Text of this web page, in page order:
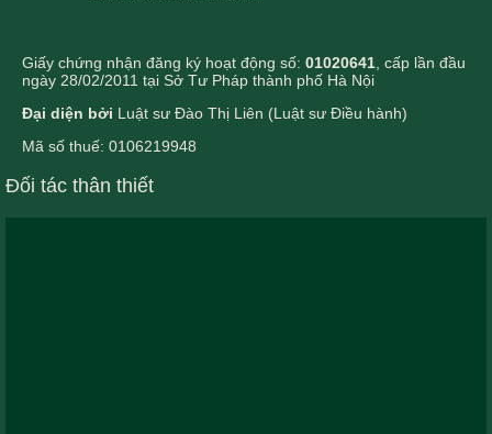
Giấy chứng nhận đăng ký hoạt động số: 01020641 , cấp lần đầu
ngày 28/02/2011 tại Sở Tư Pháp thành phố Hà Nội
Đại diện bởi Luật sư Đào Thị Liên (Luật sư Điều hành)
Mã số thuế: 0106219948
Đối tác thân thiết